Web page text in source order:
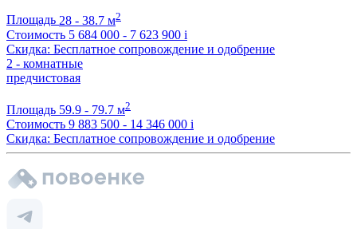
Площадь 28 - 38.7 м2
Стоимость 5 684 000 - 7 623 900 i
Скидка: Бесплатное сопровождение и одобрение
2 - комнатные
предчистовая
Площадь 59.9 - 79.7 м2
Стоимость 9 883 500 - 14 346 000 i
Скидка: Бесплатное сопровождение и одобрение